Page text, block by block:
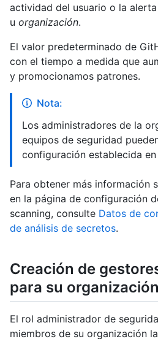
actividad del usuario o la
u organización.
El valor predeterminado de
con el tiempo a medida que
y promocionamos patrones.
Nota:
Los administradores de la
equipos de seguridad
configuración establecida
Para obtener más información
en la página de configuración
scanning, consulte Datos de
de análisis de secretos.
Creación de
para su organización
El rol administrador de
miembros de su organización